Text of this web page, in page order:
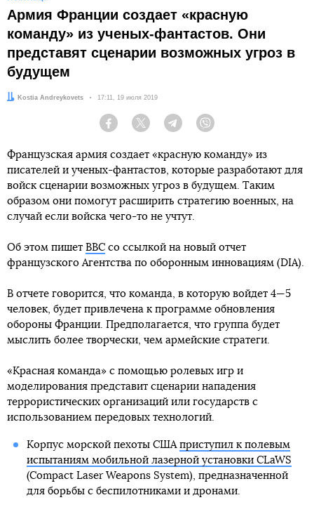
Армия Франции создает «красную
команду» из ученых-фантастов. Они
представят сценарии возможных угроз в
будущем
Автор:Kostia Andreykovets Дата:
17:11, 19 июля 2019
Facebook Twitter Telegram
Французская армия создает «красную команду» из
писателей и ученых-фантастов, которые разработают для
войск сценарии возможных угроз в будущем. Таким
образом они помогут расширить стратегию военных, на
случай если войска чего-то не учтут.
Об этом пишет BBC со ссылкой на новый отчет
французского Агентства по оборонным инновациям (DIA).
В отчете говорится, что команда, в которую войдет 4—5
человек, будет привлечена к программе обновления
обороны Франции. Предполагается, что группа будет
мыслить более творчески, чем армейские стратеги.
«Красная команда» с помощью ролевых игр и
моделирования представит сценарии нападения
террористических организаций или государств с
использованием передовых технологий.
Корпус морской пехоты США приступил к полевым
испытаниям мобильной лазерной установки CLaWS
(Compact Laser Weapons System), предназначенной
для борьбы с беспилотниками и дронами.